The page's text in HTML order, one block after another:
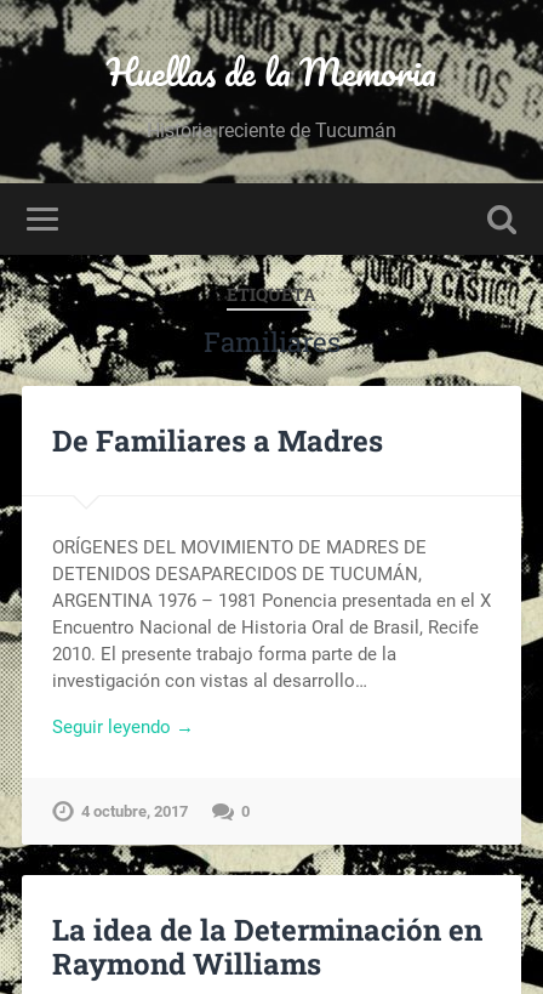
Huellas de la Memoria
Historia reciente de Tucumán
ETIQUETA
Familiares
De Familiares a Madres
ORÍGENES DEL MOVIMIENTO DE MADRES DE
DETENIDOS DESAPARECIDOS DE TUCUMÁN,
ARGENTINA 1976 – 1981 Ponencia presentada en el X
Encuentro Nacional de Historia Oral de Brasil, Recife
2010. El presente trabajo forma parte de la
investigación con vistas al desarrollo…
Seguir leyendo →
4 octubre, 2017 0
La idea de la Determinación en
Raymond Williams